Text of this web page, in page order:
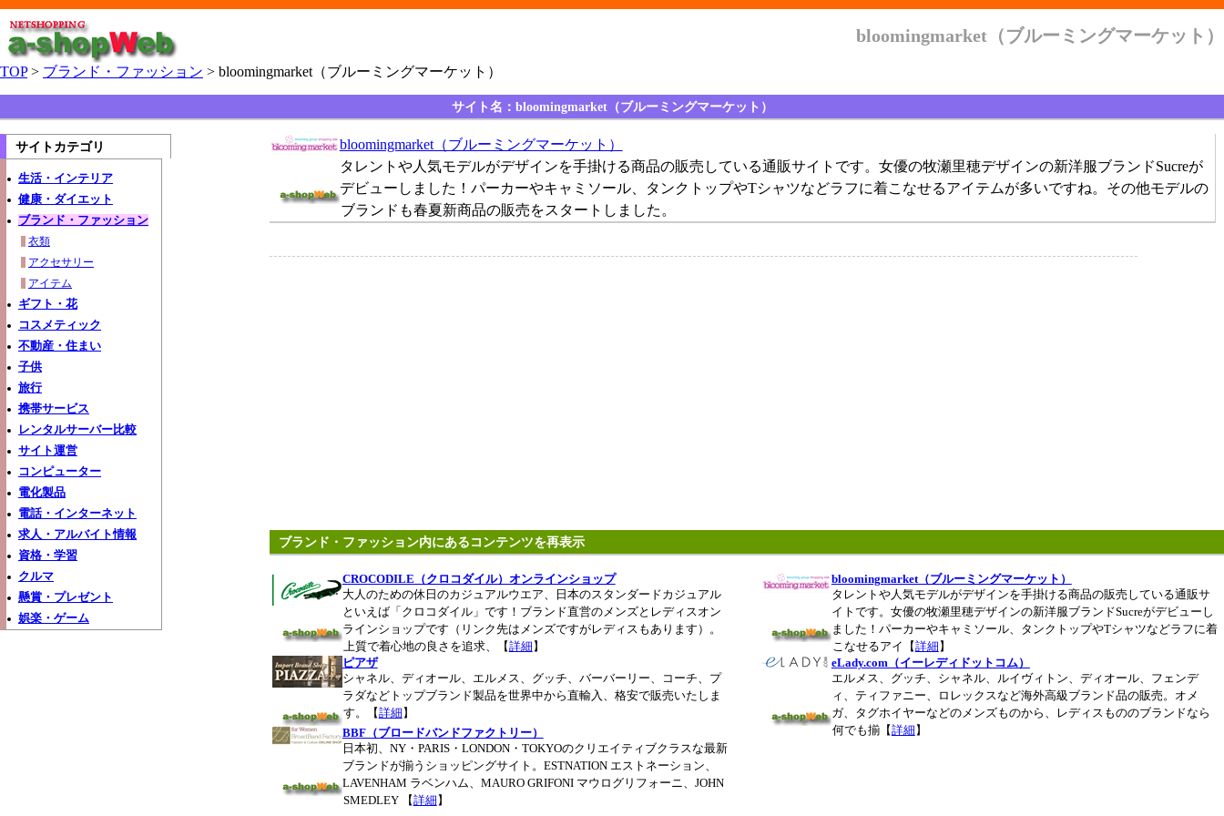
bloomingmarket（ブルーミングマーケット）
TOP> ブランド・ファッション > bloomingmarket（ブルーミングマーケット）
サイト名：bloomingmarket（ブルーミングマーケット）
サイトカテゴリ
生活・インテリア
健康・ダイエット
ブランド・ファッション
衣類
アクセサリー
アイテム
ギフト・花
コスメティック
不動産・住まい
子供
旅行
携帯サービス
レンタルサーバー比較
サイト運営
コンピューター
電化製品
電話・インターネット
求人・アルバイト情報
資格・学習
クルマ
懸賞・プレゼント
娯楽・ゲーム
bloomingmarket（ブルーミングマーケット）
タレントや人気モデルがデザインを手掛ける商品の販売している通販サイトです。女優の牧瀬里穂デザインの新洋服ブランドSucreが
デビューしました！パーカーやキャミソール、タンクトップやTシャツなどラフに着こなせるアイテムが多いですね。その他モデルの
ブランドも春夏新商品の販売をスタートしました。
ブランド・ファッション内にあるコンテンツを再表示
CROCODILE（クロコダイル）オンラインショップ
大人のための休日のカジュアルウエア、日本のスタンダードカジュアル
といえば「クロコダイル」です！ブランド直営のメンズとレディスオン
ラインショップです（リンク先はメンズですがレディスもあります）。
上質で着心地の良さを追求、【詳細 】
bloomingmarket（ブルーミングマーケット）
タレントや人気モデルがデザインを手掛ける商品の販売している通販サ
イトです。女優の牧瀬里穂デザインの新洋服ブランドSucreがデビューし
ました！パーカーやキャミソール、タンクトップやTシャツなどラフに着
こなせるアイ【詳細 】
ピアザ
シャネル、ディオール、エルメス、グッチ、バーバーリー、コーチ、プ
ラダなどトップブランド製品を世界中から直輸入、格安で販売いたしま
す。【詳細 】
eLady.com（イーレディドットコム）
エルメス、グッチ、シャネル、ルイヴィトン、ディオール、フェンデ
ィ、ティファニー、ロレックスなど海外高級ブランド品の販売。オメ
ガ、タグホイヤーなどのメンズものから、レディスもののブランドなら
何でも揃【詳細 】
BBF（ブロードバンドファクトリー）
日本初、NY・PARIS・LONDON・TOKYOのクリエイティブクラスな最新
ブランドが揃うショッピングサイト。ESTNATION エストネーション、
LAVENHAM ラベンハム、MAURO GRIFONI マウログリフォーニ、JOHN
SMEDLEY 【詳細 】